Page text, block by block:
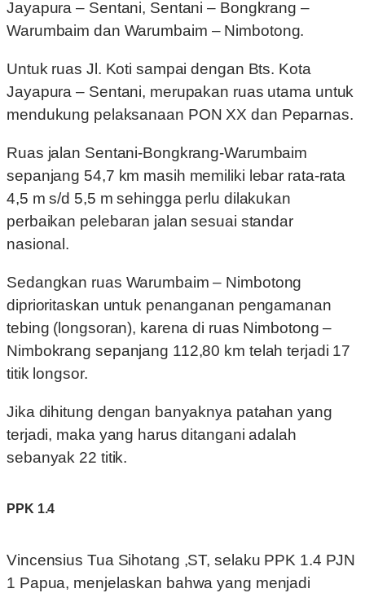
Jayapura – Sentani, Sentani – Bongkrang –
Warumbaim dan Warumbaim – Nimbotong.
Untuk ruas Jl. Koti sampai dengan Bts. Kota
Jayapura – Sentani, merupakan ruas utama untuk
mendukung pelaksanaan PON XX dan Peparnas.
Ruas jalan Sentani-Bongkrang-Warumbaim
sepanjang 54,7 km masih memiliki lebar rata-rata
4,5 m s/d 5,5 m sehingga perlu dilakukan
perbaikan pelebaran jalan sesuai standar
nasional.
Sedangkan ruas Warumbaim – Nimbotong
diprioritaskan untuk penanganan pengamanan
tebing (longsoran), karena di ruas Nimbotong –
Nimbokrang sepanjang 112,80 km telah terjadi 17
titik longsor.
Jika dihitung dengan banyaknya patahan yang
terjadi, maka yang harus ditangani adalah
sebanyak 22 titik.
PPK 1.4
Vincensius Tua Sihotang ,ST, selaku PPK 1.4 PJN
1 Papua, menjelaskan bahwa yang menjadi